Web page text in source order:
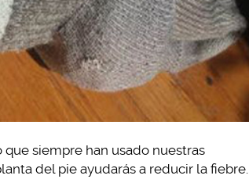
que siempre han usado nuestras
del pie ayudarás a reducir la fiebre.